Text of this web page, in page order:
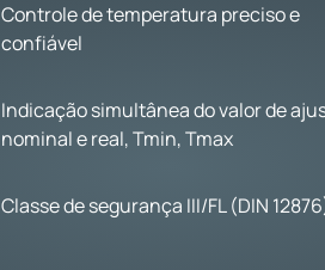
Controle de temperatura preciso e
confiável
Indicação simultânea do valor de
nominal e real, Tmin, Tmax
Classe de segurança III/FL (DIN